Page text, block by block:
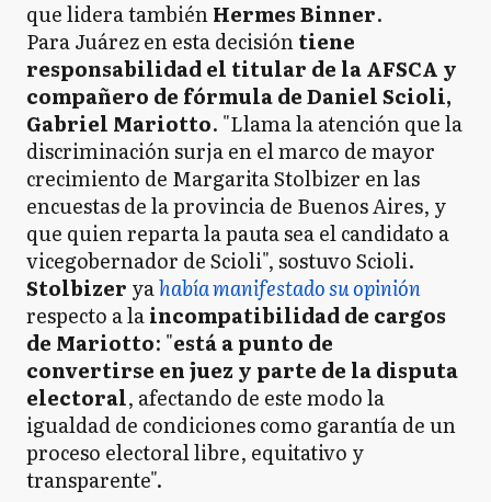
que lidera tambiénHermes Binner.
Para Juárez en esta decisióntiene
responsabilidad el titular de la AFSCA y
compañero de fórmula de Daniel Scioli,
Gabriel Mariotto. "Llama la atención que la
discriminación surja en el marco de mayor
crecimiento de Margarita Stolbizer en las
encuestas de la provincia de Buenos Aires, y
que quien reparta la pauta sea el candidato a
vicegobernador de Scioli", sostuvo Scioli.
Stolbizer yahabía manifestado su opinión
respecto a laincompatibilidad de cargos
de Mariotto: "está a punto de
convertirse en juez y parte de la disputa
electoral, afectando de este modo la
igualdad de condiciones como garantía de un
proceso electoral libre, equitativo y
transparente".